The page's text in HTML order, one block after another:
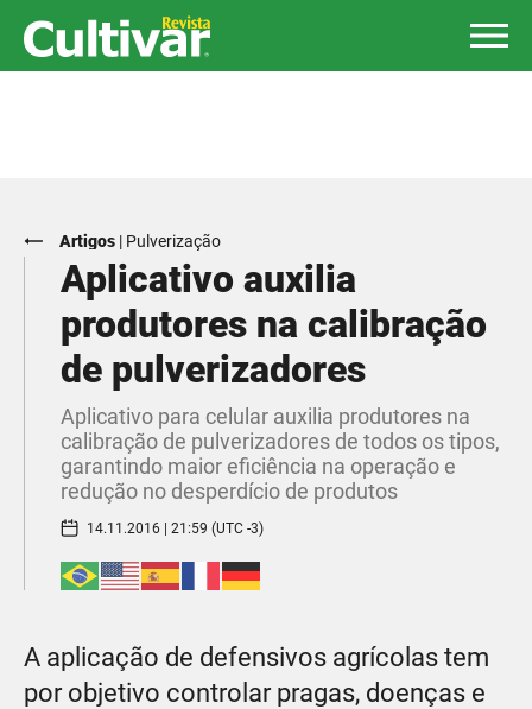
Artigos | Pulverização
Aplicativo auxilia
produtores na calibração
de pulverizadores
Aplicativo para celular auxilia produtores na
calibração de pulverizadores de todos os tipos,
garantindo maior eficiência na operação e
redução no desperdício de produtos
14.11.2016 | 21:59 (UTC -3)
A aplicação de defensivos agrícolas tem
por objetivo controlar pragas, doenças e